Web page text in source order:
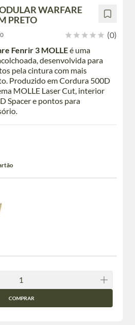
WARFARE
PRETO
(0)
Fenrir 3 MOLLEé uma
desenvolvida para
pela cintura com mais
Produzido em Cordura 500D
MOLLE Laser Cut, interior
Spacer e pontos para
COMPRAR